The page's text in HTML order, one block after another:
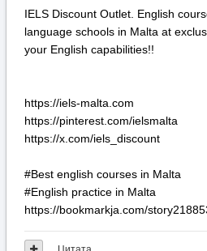
IELS Discount Outlet. English
language schools in Malta at
your English capabilities!!
https://iels-malta.com
https://pinterest.com/ielsmalta
https://x.com/iels_discount
#Best english courses in Malta
#English practice in Malta
https://bookmarkja.com/